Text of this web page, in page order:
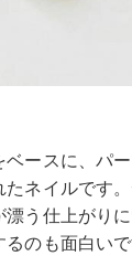
ベースに、パ
たネイルです
漂う仕上がり
のも面白いで